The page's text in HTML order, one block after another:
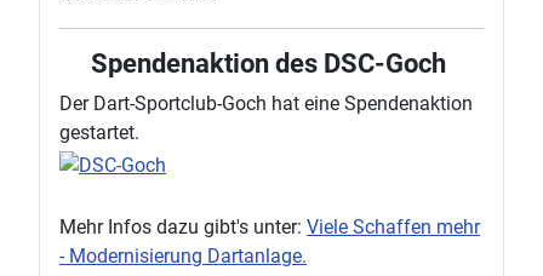
Spendenaktion des DSC-Goch
Der Dart-Sportclub-Goch hat eine Spendenaktion
gestartet.
Mehr Infos dazu gibt's unter: Viele Schaffen mehr
- Modernisierung Dartanlage.